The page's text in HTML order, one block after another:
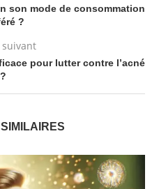
son mode de consommation
?
pour lutter contre l’acné
?